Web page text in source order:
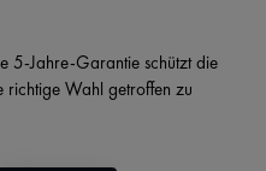
5-Jahre-Garantie schützt die
richtige Wahl getroffen zu